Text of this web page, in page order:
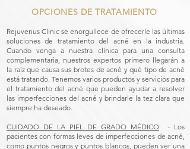
OPCIONES DE TRATAMIENTO
Rejuvenus Clinic se enorgullece de ofrecerle las últimas
soluciones de tratamiento del acné en la industria.
Cuando venga a nuestra clínica para una consulta
complementaria, nuestros expertos primero llegarán a
la raíz que causa sus brotes de acné y qué tipo de acné
está tratando. Tenemos varios productos y servicios para
el tratamiento del acné que pueden ayudar a resolver
las imperfecciones del acné y brindarle la tez clara que
siempre ha deseado.
CUIDADO DE LA PIEL DE GRADO MÉDICO - Los
pacientes con formas leves de imperfecciones de acné,
como puntos negros y puntos blancos, pueden ver una